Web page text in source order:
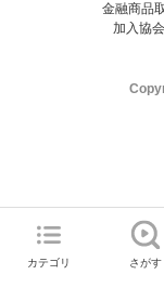
カテゴリ さがす
金融商品
加入協
マネーサテライ
直前にご覧いただい
ご利用の環境
め、
一部の機
お気に入り機能は
お気に入り登録いた
ンツを一覧でご確認
ご利用いただくには
はご利用の端末で一